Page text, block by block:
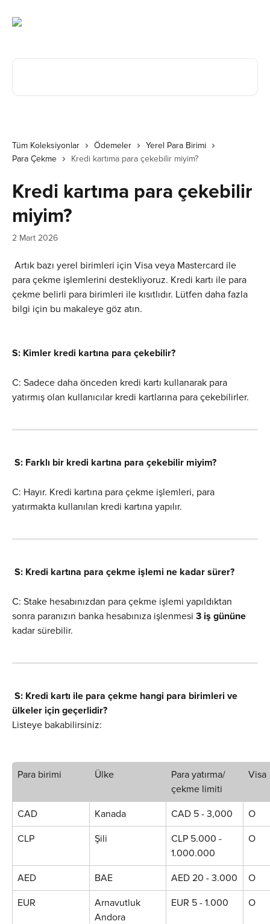
Tüm Koleksiyonlar Ödemeler
Yerel Para Birimi
Para Çekme
Kredi kartıma para çekebilir miyim?
Kredi kartıma para çekebilir
miyim?
2 Mart 2026
para çekme işlemlerini destekliyoruz. Kredi kartı ile para
çekme belirli para birimleri ile kısıtlıdır. Lütfen daha fazla
bilgi için bu makaleye göz atın.
S: Kimler kredi kartına para çekebilir?
C: Sadece daha önceden kredi kartı kullanarak para
yatırmış olan kullanıcılar kredi kartlarına para çekebilirler.
S: Farklı bir kredi kartına para çekebilir miyim?
C: Hayır. Kredi kartına para çekme işlemleri, para
yatırmakta kullanılan kredi kartına yapılır.
S: Kredi kartına para çekme işlemi ne kadar sürer?
C: Stake hesabınızdan para çekme işlemi yapıldıktan
sonra paranızın banka hesabınıza işlenmesi 3 iş gününe
kadar sürebilir.
S: Kredi kartı ile para çekme hangi para birimleri ve
ülkeler için geçerlidir?
Listeye bakabilirsiniz:
Para birimi Ülke
Para yatırma/
çekme limiti
Visa
CAD Kanada CAD 5 - 3,000 O
CLP Şili
CLP 5.000 -
1.000.000
O
AED BAE AED 20 - 3.000 O
EUR
Arnavutluk
Andora
EUR 5 - 1.000 O